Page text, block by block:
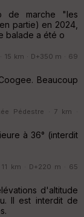
de marche "les
partie) en 2024,
balade a été o
15 km · D+350 m · 69
Beaucoup
Pédestre · 7 km ·
à 36° (interdit
km · D+220 m · 65
d'altitude
Il est interdit de